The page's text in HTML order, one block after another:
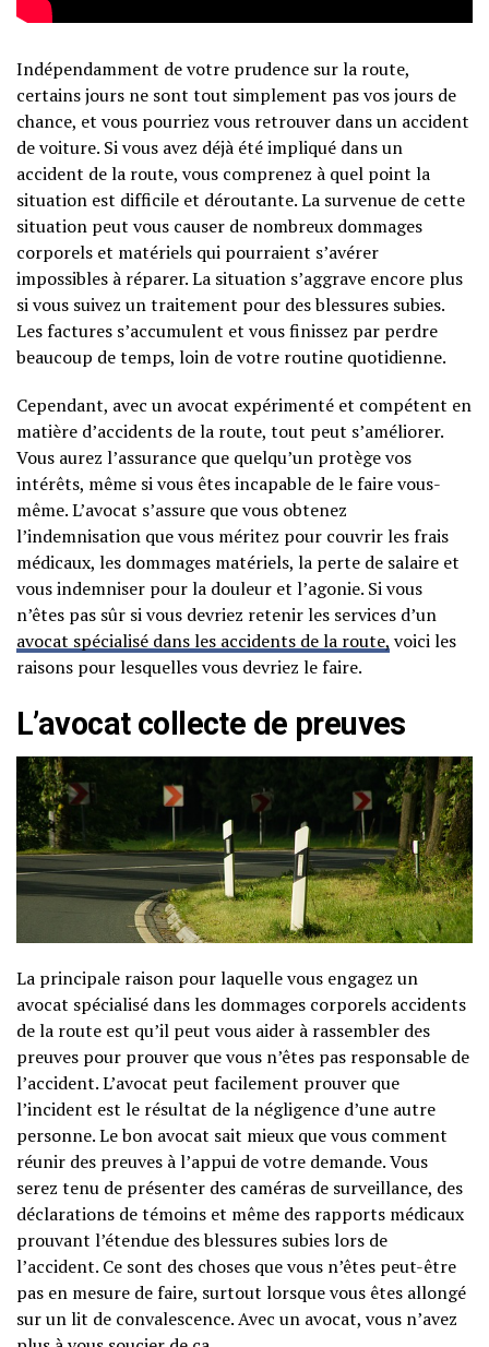
Indépendamment de votre prudence sur la route,
certains jours ne sont tout simplement pas vos jours de
chance, et vous pourriez vous retrouver dans un accident
de voiture. Si vous avez déjà été impliqué dans un
accident de la route, vous comprenez à quel point la
situation est difficile et déroutante. La survenue de cette
situation peut vous causer de nombreux dommages
corporels et matériels qui pourraient s’avérer
impossibles à réparer. La situation s’aggrave encore plus
si vous suivez un traitement pour des blessures subies.
Les factures s’accumulent et vous finissez par perdre
beaucoup de temps, loin de votre routine quotidienne.
Cependant, avec un avocat expérimenté et compétent en
matière d’accidents de la route, tout peut s’améliorer.
Vous aurez l’assurance que quelqu’un protège vos
intérêts, même si vous êtes incapable de le faire vous-
même. L’avocat s’assure que vous obtenez
l’indemnisation que vous méritez pour couvrir les frais
médicaux, les dommages matériels, la perte de salaire et
vous indemniser pour la douleur et l’agonie. Si vous
n’êtes pas sûr si vous devriez retenir les services d’un
avocat spécialisé dans les accidents de la route, voici les
raisons pour lesquelles vous devriez le faire.
L’avocat collecte de preuves
La principale raison pour laquelle vous engagez un
avocat spécialisé dans les dommages corporels accidents
de la route est qu’il peut vous aider à rassembler des
preuves pour prouver que vous n’êtes pas responsable de
l’accident. L’avocat peut facilement prouver que
l’incident est le résultat de la négligence d’une autre
personne. Le bon avocat sait mieux que vous comment
réunir des preuves à l’appui de votre demande. Vous
serez tenu de présenter des caméras de surveillance, des
déclarations de témoins et même des rapports médicaux
prouvant l’étendue des blessures subies lors de
l’accident. Ce sont des choses que vous n’êtes peut-être
pas en mesure de faire, surtout lorsque vous êtes allongé
sur un lit de convalescence. Avec un avocat, vous n’avez